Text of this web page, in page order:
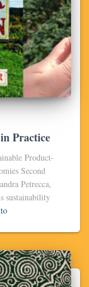
Practice
Product-
Second
Petrecca,
sustainability